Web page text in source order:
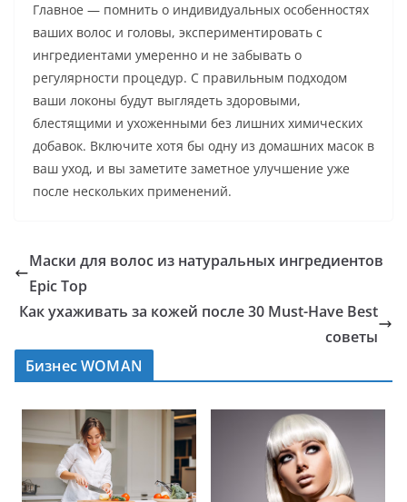
Главное — помнить о индивидуальных особенностях
ваших волос и головы, экспериментировать с
ингредиентами умеренно и не забывать о
регулярности процедур. С правильным подходом
ваши локоны будут выглядеть здоровыми,
блестящими и ухоженными без лишних химических
добавок. Включите хотя бы одну из домашних масок в
ваш уход, и вы заметите заметное улучшение уже
после нескольких применений.
Маски для волос из натуральных ингредиентов
Epic Top
Как ухаживать за кожей после 30 Must-Have Best
советы
Бизнес WOMAN